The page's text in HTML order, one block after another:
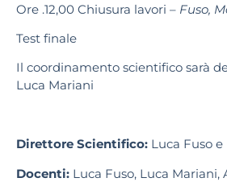
Ore .12,00 Chiusura lavori – Fuso,
Test finale
Il coordinamento scientifico sarà
Luca Mariani
Direttore Scientifico: Luca Fuso
Docenti: Luca Fuso, Luca